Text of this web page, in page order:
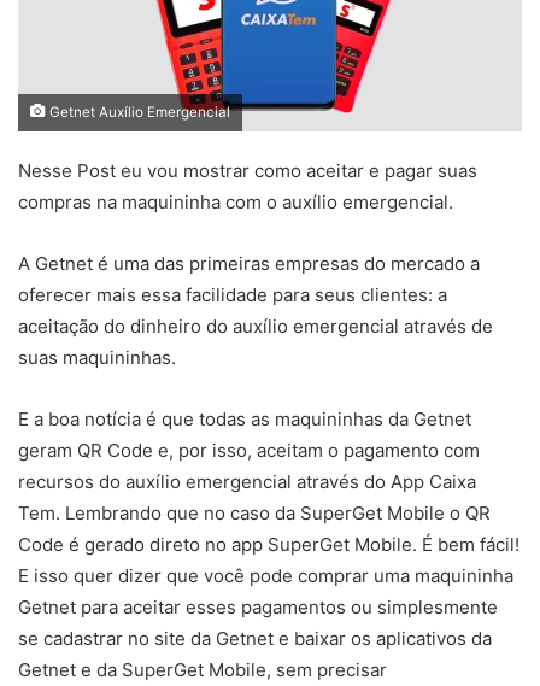
Getnet Auxílio Emergencial
Nesse Post eu vou mostrar como aceitar e pagar suas
compras na maquininha com o auxílio emergencial.
A Getnet é uma das primeiras empresas do mercado a
oferecer mais essa facilidade para seus clientes: a
aceitação do dinheiro do auxílio emergencial através de
suas maquininhas.
E a boa notícia é que todas as maquininhas da Getnet
geram QR Code e, por isso, aceitam o pagamento com
recursos do auxílio emergencial através do App Caixa
Tem. Lembrando que no caso da SuperGet Mobile o QR
Code é gerado direto no app SuperGet Mobile. É bem fácil!
E isso quer dizer que você pode comprar uma maquininha
Getnet para aceitar esses pagamentos ou simplesmente
se cadastrar no site da Getnet e baixar os aplicativos da
Getnet e da SuperGet Mobile, sem precisar